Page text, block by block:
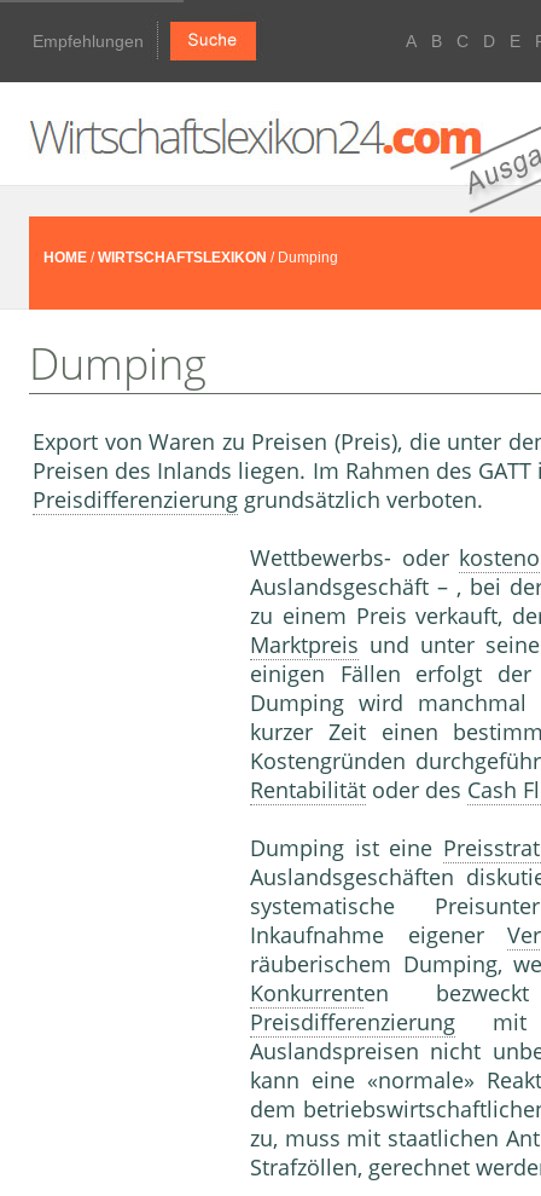
Empfehlungen A B C D E
HOME /WIRTSCHAFTSLEXIKON / Dumping
Dumping
Export von Waren zu Preisen (Preis), die unter
Preisen des Inlands liegen. Im Rahmen des
Preisdifferenzierung grundsätzlich verboten.
Wettbewerbs- oder
Auslandsgeschäft – , bei
zu einem Preis verkauft,
Marktpreis und unter
einigen Fällen erfolgt
Dumping wird manchmal
kurzer Zeit einen
Kostengründen
Rentabilität oder des Cash
Dumping ist eine
Auslandsgeschäften
systematische
Inkaufnahme eigener
räuberischem Dumping,
Konkurrenten
Preisdifferenzierung mit
Auslandspreisen nicht
kann eine «normale»
dem
zu, muss mit staatlichen
Strafzöllen, gerechnet